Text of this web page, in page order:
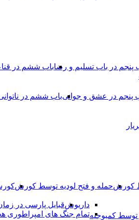
پنجم در باب تسلیم و رضاباب ششم در
پنجم در عشق و جوانىباب ششم در
کورشحمله و فتح لودیه توسط کورش
کمبوجیه
داریوشقبایل پارسی در
تمام جنگ های امپراطوری